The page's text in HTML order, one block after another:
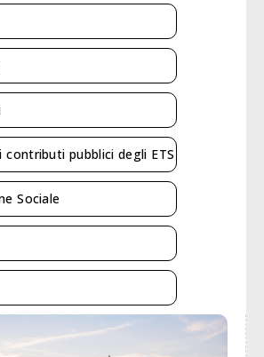
contributi pubblici degli ETS
Sociale